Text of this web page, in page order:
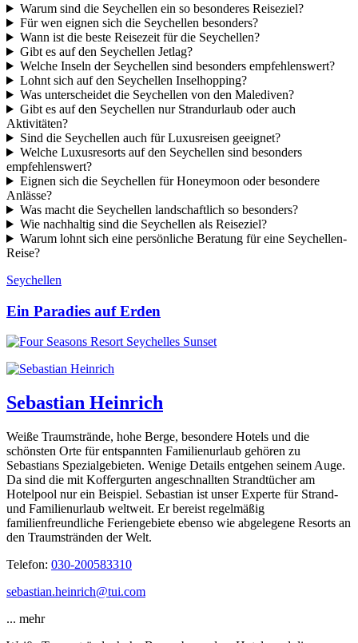
Warum sind die Seychellen ein so besonderes Reiseziel?
Für wen eignen sich die Seychellen besonders?
Wann ist die beste Reisezeit für die Seychellen?
Gibt es auf den Seychellen Jetlag?
Welche Inseln der Seychellen sind besonders empfehlenswert?
Lohnt sich auf den Seychellen Inselhopping?
Was unterscheidet die Seychellen von den Malediven?
Gibt es auf den Seychellen nur Strandurlaub oder auch
Aktivitäten?
Sind die Seychellen auch für Luxusreisen geeignet?
Welche Luxusresorts auf den Seychellen sind besonders
empfehlenswert?
Eignen sich die Seychellen für Honeymoon oder besondere
Anlässe?
Was macht die Seychellen landschaftlich so besonders?
Wie nachhaltig sind die Seychellen als Reiseziel?
Warum lohnt sich eine persönliche Beratung für eine Seychellen-
Reise?
Seychellen
Ein Paradies auf Erden
Sebastian Heinrich
Weiße Traumstrände, hohe Berge, besondere Hotels und die
schönsten Orte für entspannten Familienurlaub gehören zu
Sebastians Spezialgebieten. Wenige Details entgehen seinem Auge.
Da sind die mit Koffergurten angeschnallten Strandtücher am
Hotelpool nur ein Beispiel. Sebastian ist unser Experte für Strand-
und Familienurlaub weltweit. Er bereist regelmäßig
familienfreundliche Feriengebiete ebenso wie abgelegene Resorts an
den Traumstränden der Welt.
Telefon: 030-200583310
sebastian.heinrich@tui.com
... mehr